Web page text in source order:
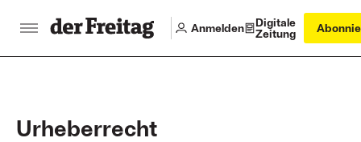
Anmelden
Digitale
Zeitung
Urheberrecht